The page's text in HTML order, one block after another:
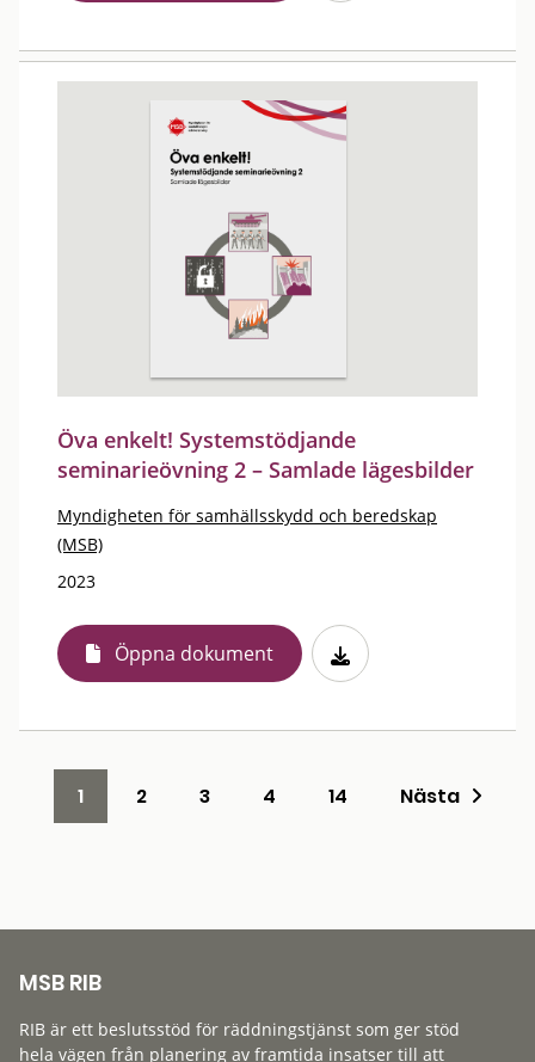
Öva enkelt! Systemstödjande
seminarieövning 2 – Samlade lägesbilder
Myndigheten för samhällsskydd och beredskap
(MSB)
2023
Öppna dokument
1 2 3 4 14 Nästa
MSB RIB
RIB är ett beslutsstöd för räddningstjänst som ger stöd
hela vägen från planering av framtida insatser till att